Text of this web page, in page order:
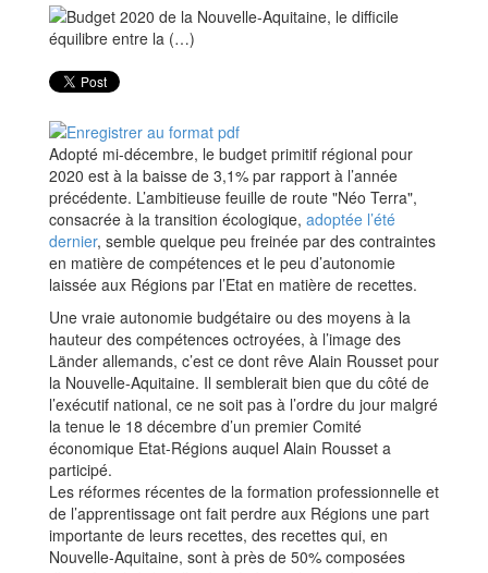
Adopté mi-décembre, le budget primitif régional pour
2020 est à la baisse de 3,1% par rapport à l’année
précédente. L’ambitieuse feuille de route "Néo Terra",
consacrée à la transition écologique, adoptée l’été
dernier, semble quelque peu freinée par des contraintes
en matière de compétences et le peu d’autonomie
laissée aux Régions par l’Etat en matière de recettes.
Une vraie autonomie budgétaire ou des moyens à la
hauteur des compétences octroyées, à l’image des
Länder allemands, c’est ce dont rêve Alain Rousset pour
la Nouvelle-Aquitaine. Il semblerait bien que du côté de
l’exécutif national, ce ne soit pas à l’ordre du jour malgré
la tenue le 18 décembre d’un premier Comité
économique Etat-Régions auquel Alain Rousset a
participé.
Les réformes récentes de la formation professionnelle et
de l’apprentissage ont fait perdre aux Régions une part
importante de leurs recettes, des recettes qui, en
Nouvelle-Aquitaine, sont à près de 50% composées